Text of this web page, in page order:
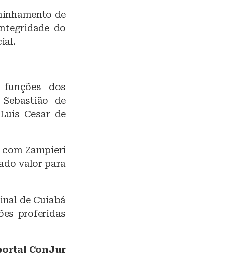
de
do
dos
de
Cesar de
Zampieri
valor para
de Cuiabá
proferidas
ConJur